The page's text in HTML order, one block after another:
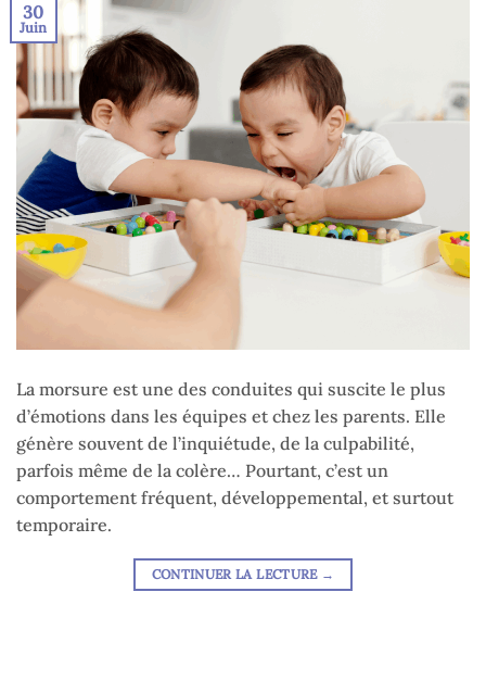
30
Juin
La morsure est une des conduites qui suscite le plus
d’émotions dans les équipes et chez les parents. Elle
génère souvent de l’inquiétude, de la culpabilité,
parfois même de la colère… Pourtant, c’est un
comportement fréquent, développemental, et surtout
temporaire.
CONTINUER LA LECTURE →